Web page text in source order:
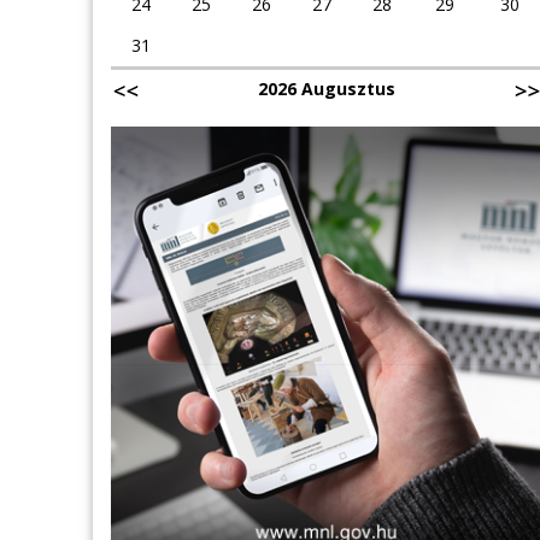
31
2026 Augusztus